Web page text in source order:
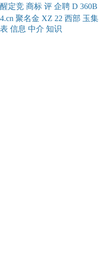
醒定竞 商标 评 企聘 D 360B
4.cn 聚名金 XZ 22 西部 玉集
表 信息 中介 知识